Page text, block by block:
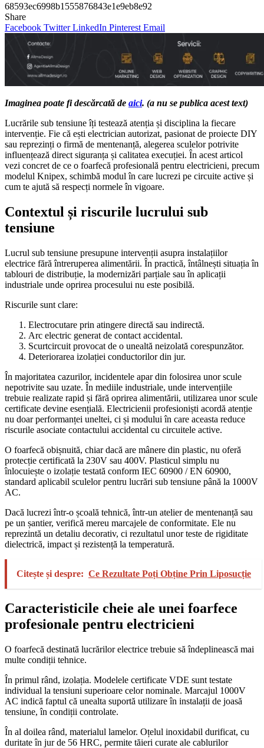
68593ec6998b1555876843e1e9eb8e92
Share
Facebook Twitter LinkedIn Pinterest Email
Imaginea poate fi descărcată de aici. (a nu se publica acest text)
Lucrările sub tensiune îți testează atenția și disciplina la fiecare
intervenție. Fie că ești electrician autorizat, pasionat de proiecte DIY
sau reprezinți o firmă de mentenanță, alegerea sculelor potrivite
influențează direct siguranța și calitatea execuției. În acest articol
vezi concret de ce o foarfecă profesională pentru electricieni, precum
modelul Knipex, schimbă modul în care lucrezi pe circuite active și
cum te ajută să respecți normele în vigoare.
Contextul și riscurile lucrului sub
tensiune
Lucrul sub tensiune presupune intervenții asupra instalațiilor
electrice fără întreruperea alimentării. În practică, întâlnești situația în
tablouri de distribuție, la modernizări parțiale sau în aplicații
industriale unde oprirea procesului nu este posibilă.
Riscurile sunt clare:
Electrocutare prin atingere directă sau indirectă.
Arc electric generat de contact accidental.
Scurtcircuit provocat de o unealtă neizolată corespunzător.
Deteriorarea izolației conductorilor din jur.
În majoritatea cazurilor, incidentele apar din folosirea unor scule
nepotrivite sau uzate. În mediile industriale, unde intervențiile
trebuie realizate rapid și fără oprirea alimentării, utilizarea unor scule
certificate devine esențială. Electricienii profesioniști acordă atenție
nu doar performanței uneltei, ci și modului în care aceasta reduce
riscurile asociate contactului accidental cu circuitele active.
O foarfecă obișnuită, chiar dacă are mânere din plastic, nu oferă
protecție certificată la 230V sau 400V. Plasticul simplu nu
înlocuiește o izolație testată conform IEC 60900 / EN 60900,
standard aplicabil sculelor pentru lucrări sub tensiune până la 1000V
AC.
Dacă lucrezi într-o școală tehnică, într-un atelier de mentenanță sau
pe un șantier, verifică mereu marcajele de conformitate. Ele nu
reprezintă un detaliu decorativ, ci rezultatul unor teste de rigiditate
dielectrică, impact și rezistență la temperatură.
Citește și despre: Ce Rezultate Poți Obține Prin Liposucție
Caracteristicile cheie ale unei foarfece
profesionale pentru electricieni
O foarfecă destinată lucrărilor electrice trebuie să îndeplinească mai
multe condiții tehnice.
În primul rând, izolația. Modelele certificate VDE sunt testate
individual la tensiuni superioare celor nominale. Marcajul 1000V
AC indică faptul că unealta suportă utilizare în instalații de joasă
tensiune, în condiții controlate.
În al doilea rând, materialul lamelor. Oțelul inoxidabil durificat, cu
duritate în jur de 56 HRC, permite tăieri curate ale cablurilor